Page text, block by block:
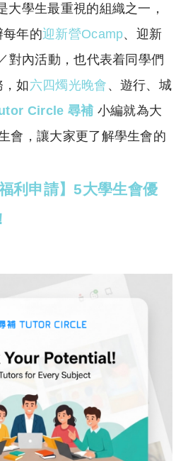
p
y
Li
n
k
at
s
A
p
p
大學生最重視的組織之一，
每年的迎新營Ocamp、迎新
對內活動，也代表着同學們
如六四燭光晚會 、遊行、城
Circle 尋補 小編就為大
會，讓大家更了解學生會的
利申請】5大學生會優